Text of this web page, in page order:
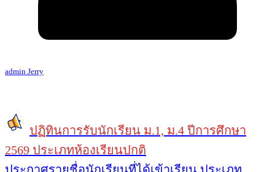
admin Jerry
ปฏิทินการรับนักเรียน ม.1, ม.4 ปีการศึกษา
2569 ประเภทห้องเรียนปกติ